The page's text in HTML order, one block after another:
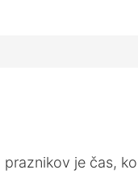
je čas,